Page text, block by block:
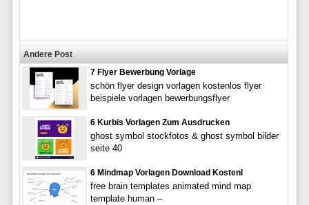
Andere Post
7 Flyer Bewerbung Vorlage
schön flyer design vorlagen kostenlos flyer
beispiele vorlagen bewerbungsflyer
6 Kurbis Vorlagen Zum Ausdrucken
ghost symbol stockfotos & ghost symbol bilder
seite 40
6 Mindmap Vorlagen Download Kostenl
free brain templates animated mind map
template human –